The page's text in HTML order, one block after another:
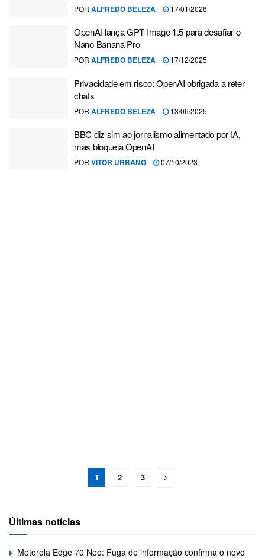
POR ALFREDO BELEZA 17/01/2026
OpenAI lança GPT-Image 1.5 para desafiar o
Nano Banana Pro
POR ALFREDO BELEZA 17/12/2025
Privacidade em risco: OpenAI obrigada a reter
chats
POR ALFREDO BELEZA 13/06/2025
BBC diz sim ao jornalismo alimentado por IA,
mas bloqueia OpenAI
POR VITOR URBANO 07/10/2023
1 2 3
Últimas notícias
Motorola Edge 70 Neo: Fuga de informação confirma o novo